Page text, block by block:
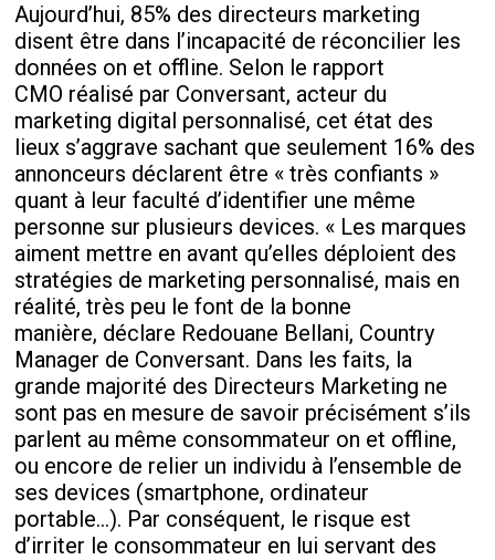
Aujourd’hui, 85% des directeurs marketing
disent être dans l’incapacité de réconcilier les
données on et offline. Selon le rapport
CMO réalisé par Conversant, acteur du
marketing digital personnalisé, cet état des
lieux s’aggrave sachant que seulement 16% des
annonceurs déclarent être « très confiants »
quant à leur faculté d’identifier une même
personne sur plusieurs devices. « Les marques
aiment mettre en avant qu’elles déploient des
stratégies de marketing personnalisé, mais en
réalité, très peu le font de la bonne
manière, déclare Redouane Bellani, Country
Manager de Conversant. Dans les faits, la
grande majorité des Directeurs Marketing ne
sont pas en mesure de savoir précisément s’ils
parlent au même consommateur on et offline,
ou encore de relier un individu à l’ensemble de
ses devices (smartphone, ordinateur
portable…). Par conséquent, le risque est
d’irriter le consommateur en lui servant des